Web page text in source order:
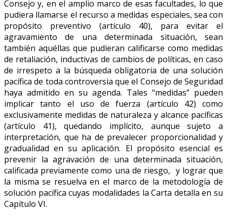
Consejo y, en el amplio marco de esas facultades, lo que
pudiera llamarse el recurso a medidas especiales, sea con
propósito preventivo (artículo 40), para evitar el
agravamiento de una determinada situación, sean
también aquéllas que pudieran calificarse como medidas
de retaliación, inductivas de cambios de políticas, en caso
de irrespeto a la búsqueda obligatoria de una solución
pacífica de toda controversia que el Consejo de Seguridad
haya admitido en su agenda. Tales “medidas” pueden
implicar tanto el uso de fuerza (artículo 42) como
exclusivamente medidas de naturaleza y alcance pacíficas
(artículo 41), quedando implícito, aunque sujeto a
interpretación, que ha de prevalecer proporcionalidad y
gradualidad en su aplicación. El propósito esencial es
prevenir la agravación de una determinada situación,
calificada previamente como una de riesgo, y lograr que
la misma se resuelva en el marco de la metodología de
solución pacífica cuyas modalidades la Carta detalla en su
Capítulo VI.